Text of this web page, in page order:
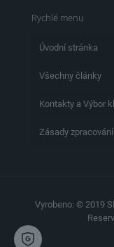
Rychlé menu
Úvodní stránka
Všechny články
Kontakty a Výbor
Zásady
Vyrobeno: © 2019